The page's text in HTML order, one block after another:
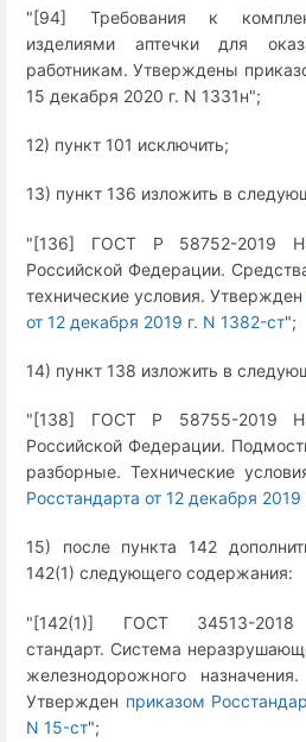
"[94] Требования к
изделиями аптечки для
работникам. Утверждены
15 декабря 2020 г. N 1331н";
12) пункт 101 исключить;
13) пункт 136 изложить в
"[136] ГОСТ Р 58752-2019
Российской Федерации.
технические условия. Утвержден
от 12 декабря 2019 г. N 1382-ст";
14) пункт 138 изложить в
"[138] ГОСТ Р 58755-2019
Российской Федерации.
разборные. Технические
Росстандарта от 12 декабря
15) после пункта 142
142(1) следующего содержания:
"[142(1)] ГОСТ 34513-2018
стандарт. Система
железнодорожного
Утвержден приказом
N 15-ст";